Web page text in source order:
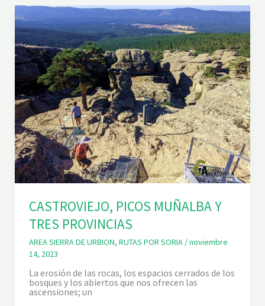
A
D
O
R
D
E
C
A
S
T
R
O
V
I
E
J
O
CASTROVIEJO, PICOS MUÑALBA Y
TRES PROVINCIAS
AREA SIERRA DE URBION, RUTAS POR SORIA/noviembre
14, 2023
La erosión de las rocas, los espacios cerrados de los
bosques y los abiertos que nos ofrecen las
ascensiones; un